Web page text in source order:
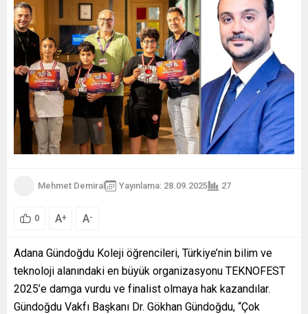
Mehmet Demiral Yayınlama: 28.09.2025 27
0 A+ A-
Adana Gündoğdu Koleji öğrencileri, Türkiye’nin bilim ve
teknoloji alanındaki en büyük organizasyonu TEKNOFEST
2025’e damga vurdu ve finalist olmaya hak kazandılar.
Gündoğdu Vakfı Başkanı Dr. Gökhan Gündoğdu, “Çok